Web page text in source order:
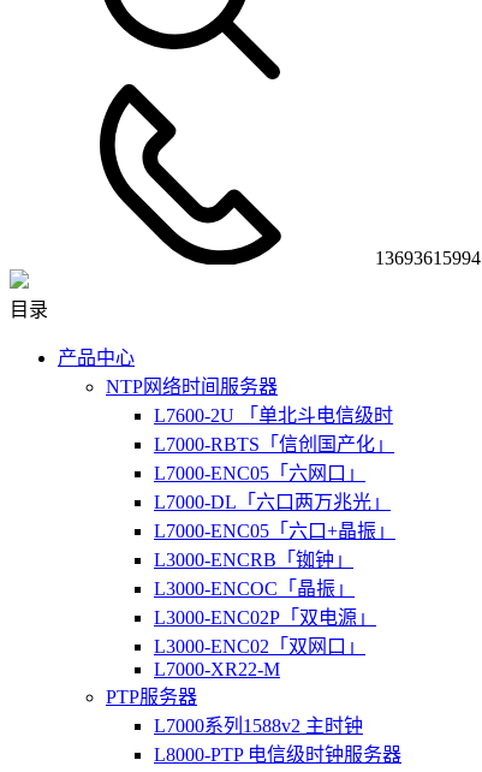
13693615994
目录
产品中心
NTP网络时间服务器
L7600-2U 「单北斗电信级时
L7000-RBTS「信创国产化」
L7000-ENC05「六网口」
L7000-DL「六口两万兆光」
L7000-ENC05「六口+晶振」
L3000-ENCRB「铷钟」
L3000-ENCOC「晶振」
L3000-ENC02P「双电源」
L3000-ENC02「双网口」
L7000-XR22-M
PTP服务器
L7000系列1588v2 主时钟
L8000-PTP 电信级时钟服务器